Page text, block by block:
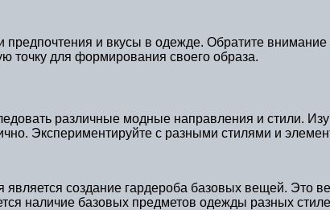
и вкусы в одежде. Обратите
точку для формирования своего образа.
различные модные направления и стили.
Экспериментируйте с разными стилями и
создание гардероба базовых вещей. Это
наличие базовых предметов одежды разных